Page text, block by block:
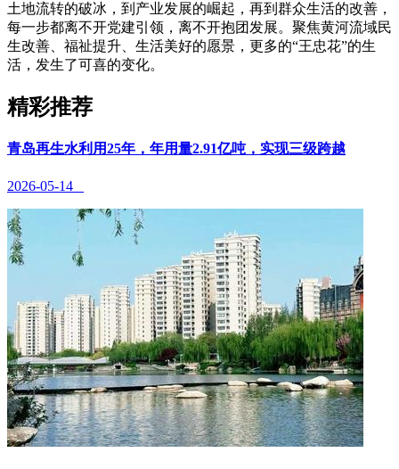
土地流转的破冰，到产业发展的崛起，再到群众生活的改善，
每一步都离不开党建引领，离不开抱团发展。聚焦黄河流域民
生改善、福祉提升、生活美好的愿景，更多的“王忠花”的生
活，发生了可喜的变化。
精彩推荐
青岛再生水利用25年，年用量2.91亿吨，实现三级跨越
2026-05-14